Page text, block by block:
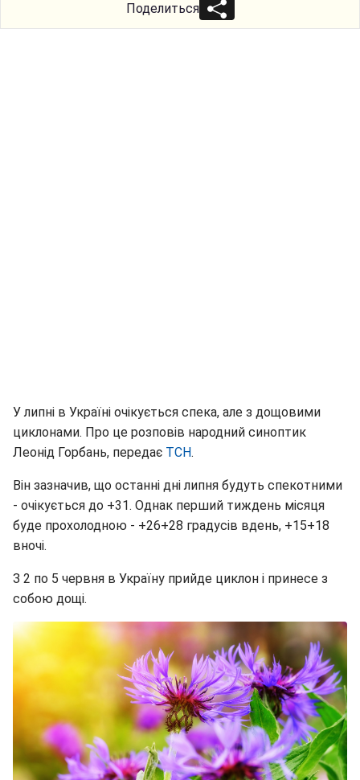
Поделиться
У липні в Україні очікується спека, але з дощовими
циклонами. Про це розповів народний синоптик
Леонід Горбань, передає ТСН.
Він зазначив, що останні дні липня будуть спекотними
- очікується до +31. Однак перший тиждень місяця
буде прохолодною - +26+28 градусів вдень, +15+18
вночі.
З 2 по 5 червня в Україну прийде циклон і принесе з
собою дощі.